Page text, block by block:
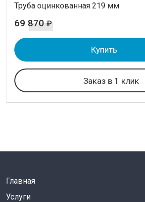
Труба оцинкованная 219 мм
69 870 ₽
Купить
Заказ в 1 клик
Главная
Услуги